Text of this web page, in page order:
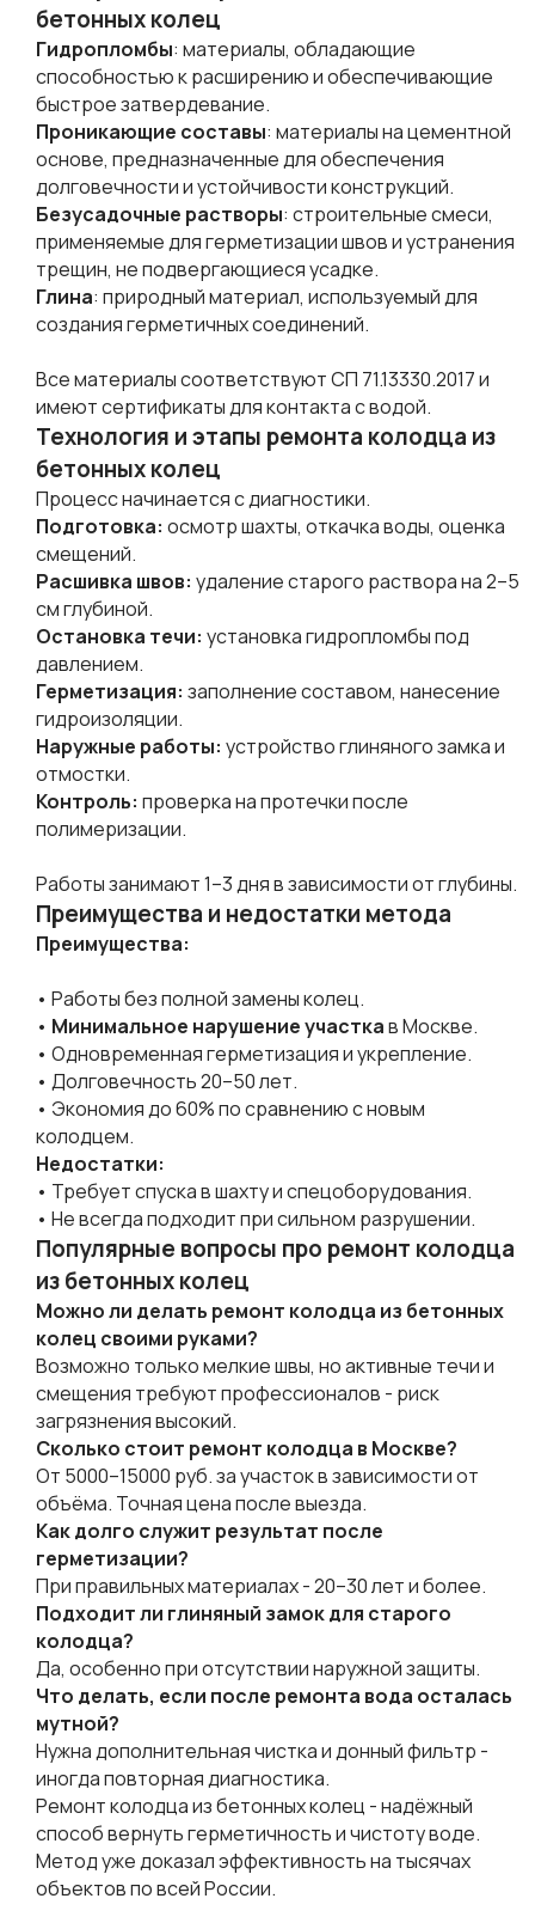
бетонных колец
Гидропломбы: материалы, обладающие
способностью к расширению и обеспечивающие
быстрое затвердевание.
Проникающие составы: материалы на цементной
основе, предназначенные для обеспечения
долговечности и устойчивости конструкций.
Безусадочные растворы: строительные смеси,
применяемые для герметизации швов и устранения
трещин, не подвергающиеся усадке.
Глина: природный материал, используемый для
создания герметичных соединений.
Все материалы соответствуют СП 71.13330.2017 и
имеют сертификаты для контакта с водой.
Технология и этапы ремонта колодца из
бетонных колец
Процесс начинается с диагностики.
Подготовка: осмотр шахты, откачка воды, оценка
смещений.
Расшивка швов: удаление старого раствора на 2–5
см глубиной.
Остановка течи: установка гидропломбы под
давлением.
Герметизация: заполнение составом, нанесение
гидроизоляции.
Наружные работы: устройство глиняного замка и
отмостки.
Контроль: проверка на протечки после
полимеризации.
Работы занимают 1–3 дня в зависимости от глубины.
Преимущества и недостатки метода
Преимущества:
• Работы без полной замены колец.
• Минимальное нарушение участкав Москве.
• Одновременная герметизация и укрепление.
• Долговечность 20–50 лет.
• Экономия до 60% по сравнению с новым
колодцем.
Недостатки:
• Требует спуска в шахту и спецоборудования.
• Не всегда подходит при сильном разрушении.
Популярные вопросы про ремонт колодца
из бетонных колец
Можно ли делать ремонт колодца из бетонных
колец своими руками?
Возможно только мелкие швы, но активные течи и
смещения требуют профессионалов - риск
загрязнения высокий.
Сколько стоит ремонт колодца в Москве?
От 5000–15000 руб. за участок в зависимости от
объёма. Точная цена после выезда.
Как долго служит результат после
герметизации?
При правильных материалах - 20–30 лет и более.
Подходит ли глиняный замок для старого
колодца?
Да, особенно при отсутствии наружной защиты.
Что делать, если после ремонта вода осталась
мутной?
Нужна дополнительная чистка и донный фильтр -
иногда повторная диагностика.
Ремонт колодца из бетонных колец - надёжный
способ вернуть герметичность и чистоту воде.
Метод уже доказал эффективность на тысячах
объектов по всей России.